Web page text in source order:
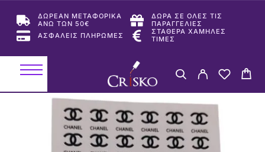
ΔΩΡΕΑΝ ΜΕΤΑΦΟΡΙΚΑ
ΑΝΩ ΤΩΝ 50€
ΔΩΡΑ ΣΕ ΟΛΕΣ ΤΙΣ
ΠΑΡΑΓΓΕΛΙΕΣ
ΑΣΦΑΛΕΙΣ ΠΛΗΡΩΜΕΣ
ΣΤΑΘΕΡΑ ΧΑΜΗΛΕΣ
ΤΙΜΕΣ